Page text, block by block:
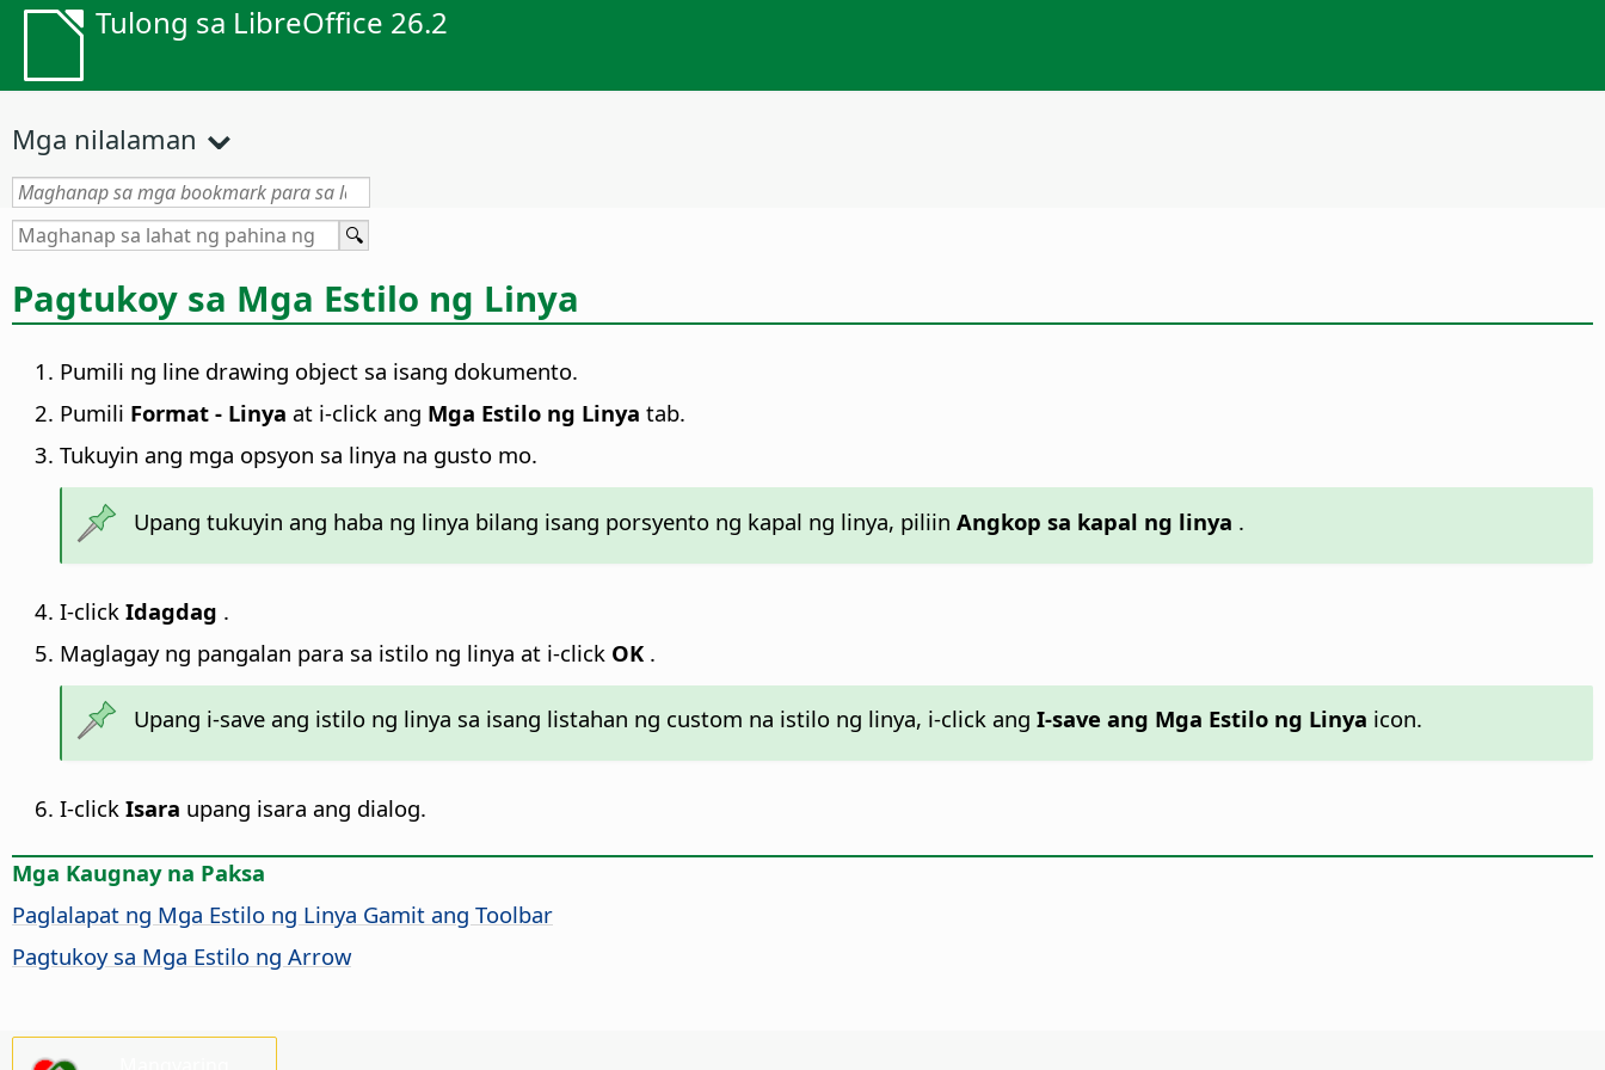
Tulong sa LibreOffice 26.2
Mga nilalaman
Pagtukoy sa Mga Estilo ng Linya
Pumili ng line drawing object sa isang dokumento.
Pumili Format - Linya at i-click ang Mga Estilo ng Linya tab.
Tukuyin ang mga opsyon sa linya na gusto mo.
Upang tukuyin ang haba ng linya bilang isang porsyento ng kapal ng linya, piliin Angkop sa kapal ng linya .
I-click Idagdag .
Maglagay ng pangalan para sa istilo ng linya at i-click OK .
Upang i-save ang istilo ng linya sa isang listahan ng custom na istilo ng linya, i-click ang I-save ang Mga Estilo ng Linya icon.
I-click Isara upang isara ang dialog.
Mga Kaugnay na Paksa
Paglalapat ng Mga Estilo ng Linya Gamit ang Toolbar
Pagtukoy sa Mga Estilo ng Arrow